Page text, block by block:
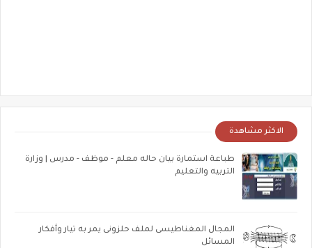
الاكثر مشاهدة
طباعة استمارة بيان حاله معلم - موظف - مدرس | وزارة
التربيه والتعليم
المجال المغناطيسى لملف حلزونى يمر به تيار وأفكار
المسائل